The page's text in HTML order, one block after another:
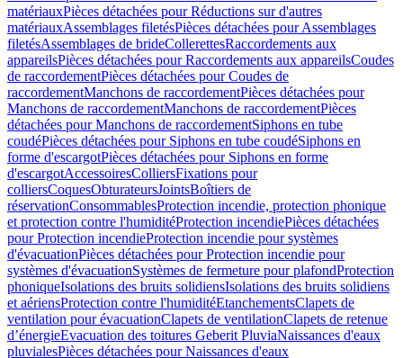
matériauxPièces détachées pour Réductions sur d'autres
matériauxAssemblages filetésPièces détachées pour Assemblages
filetésAssemblages de brideCollerettesRaccordements aux
appareilsPièces détachées pour Raccordements aux appareilsCoudes
de raccordementPièces détachées pour Coudes de
raccordementManchons de raccordementPièces détachées pour
Manchons de raccordementManchons de raccordementPièces
détachées pour Manchons de raccordementSiphons en tube
coudéPièces détachées pour Siphons en tube coudéSiphons en
forme d'escargotPièces détachées pour Siphons en forme
d'escargotAccessoiresColliersFixations pour
colliersCoquesObturateursJointsBoîtiers de
réservationConsommablesProtection incendie, protection phonique
et protection contre l'humiditéProtection incendiePièces détachées
pour Protection incendieProtection incendie pour systèmes
d'évacuationPièces détachées pour Protection incendie pour
systèmes d'évacuationSystèmes de fermeture pour plafondProtection
phoniqueIsolations des bruits solidiensIsolations des bruits solidiens
et aériensProtection contre l'humiditéEtanchementsClapets de
ventilation pour évacuationClapets de ventilationClapets de retenue
d’énergieEvacuation des toitures Geberit PluviaNaissances d'eaux
pluvialesPièces détachées pour Naissances d'eaux